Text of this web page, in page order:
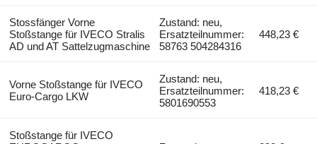
Stossfänger Vorne
Stoßstange für IVECO Stralis
AD und AT Sattelzugmaschine
Zustand: neu,
Ersatzteilnummer:
58763 504284316
448,23 €
Vorne Stoßstange für IVECO
Euro-Cargo LKW
Zustand: neu,
Ersatzteilnummer:
5801690553
418,23 €
Stoßstange für IVECO